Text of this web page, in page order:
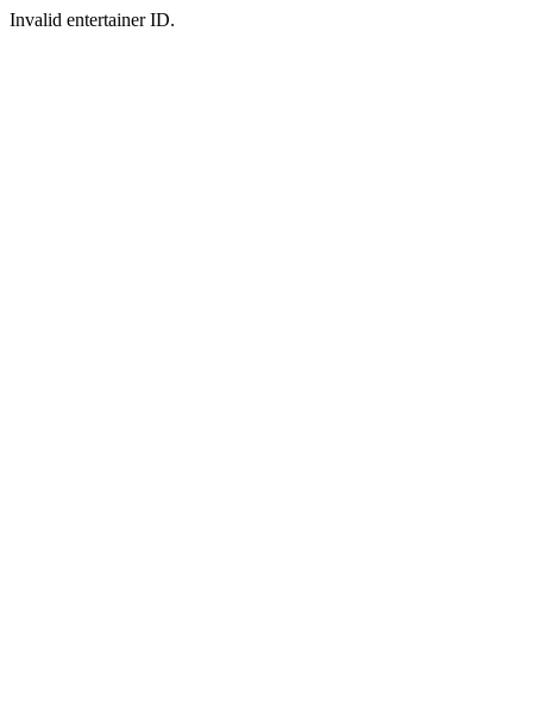
Invalid entertainer ID.